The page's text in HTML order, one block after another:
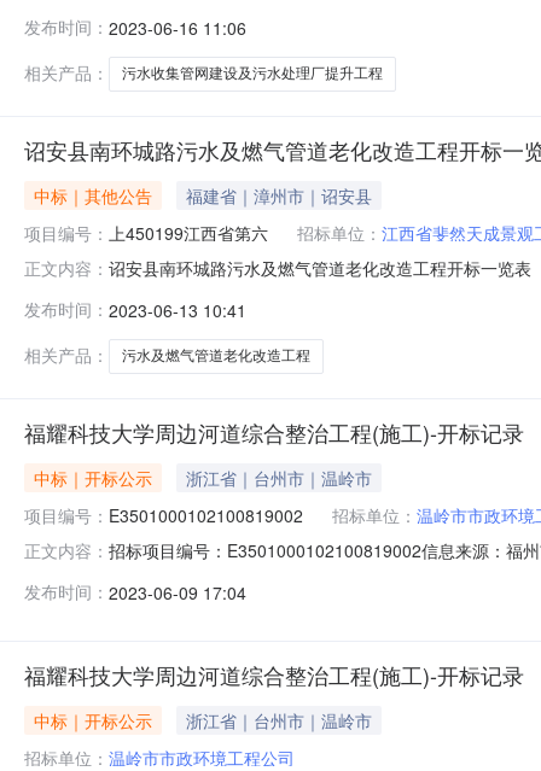
133201520163988150000039086973.34达到国家《工
发布时间： 2023-06-16 11:06
相关产品：
污水收集管网建设及污水处理厂提升工程
诏安县南环城路污水及燃气管道老化改造工程开标一
中标｜其他公告
福建省｜漳州市｜诏安县
项目编号： 上450199江西省第六 招标单位： 江西省斐然天成景观
正文内容： 诏安县南环城路污水及燃气管道老化改造工程开标一览
其它相关验收规范合格标准及以上4502神州建设集团有
发布时间： 2023-06-13 10:41
相关产品：
污水及燃气管道老化改造工程
福耀科技大学周边河道综合整治工程(施工)-开标记录
中标｜开标公示
浙江省｜台州市｜温岭市
项目编号： E3501000102100819002 招标单位： 温岭市市政环境
正文内容： 招标项目编号：E3501000102100819002信息来源：福
表二开标情况记录表三签章打印福耀科技大学周边河道
发布时间： 2023-06-09 17:04
福耀科技大学周边河道综合整治工程(施工)-开标记录
中标｜开标公示
浙江省｜台州市｜温岭市
招标单位： 温岭市市政环境工程公司